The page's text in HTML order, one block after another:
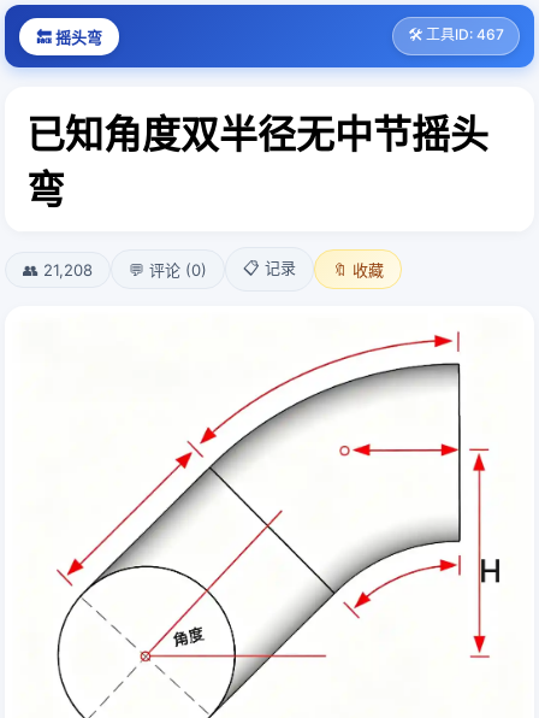
🔙 摇头弯 🛠️ 工具ID: 467
已知角度双半径无中节摇头
弯
👥 21,208 💬 评论 (0) 📋 记录 🔖 收藏